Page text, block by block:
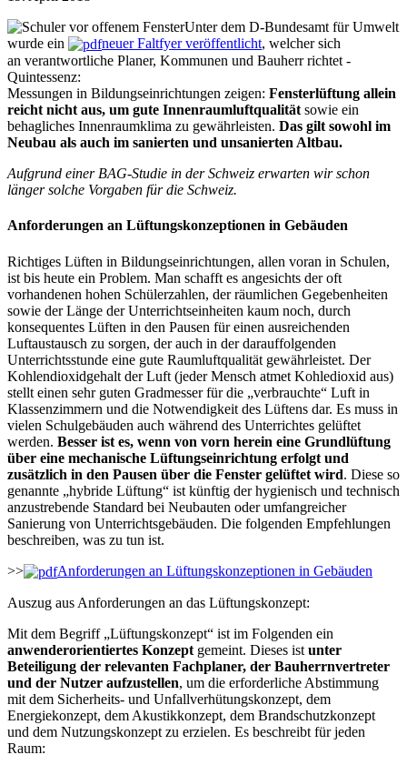
Unter dem D-Bundesamt für Umwelt
wurde ein
neuer Faltfyer veröffentlicht, welcher sich
an verantwortliche Planer, Kommunen und Bauherr richtet -
Quintessenz:
Messungen in Bildungseinrichtungen zeigen: Fensterlüftung allein
reicht nicht aus, um gute Innenraumluftqualität sowie ein
behagliches Innenraumklima zu gewährleisten. Das gilt sowohl im
Neubau als auch im sanierten und unsanierten Altbau.
Aufgrund einer BAG-Studie in der Schweiz erwarten wir schon
länger solche Vorgaben für die Schweiz.
Anforderungen an Lüftungskonzeptionen in Gebäuden
Richtiges Lüften in Bildungseinrichtungen, allen voran in Schulen,
ist bis heute ein Problem. Man schafft es angesichts der oft
vorhandenen hohen Schülerzahlen, der räumlichen Gegebenheiten
sowie der Länge der Unterrichtseinheiten kaum noch, durch
konsequentes Lüften in den Pausen für einen ausreichenden
Luftaustausch zu sorgen, der auch in der darauffolgenden
Unterrichtsstunde eine gute Raumluftqualität gewährleistet. Der
Kohlendioxidgehalt der Luft (jeder Mensch atmet Kohledioxid aus)
stellt einen sehr guten Gradmesser für die „verbrauchte“ Luft in
Klassenzimmern und die Notwendigkeit des Lüftens dar. Es muss in
vielen Schulgebäuden auch während des Unterrichtes gelüftet
werden. Besser ist es, wenn von vorn herein eine Grundlüftung
über eine mechanische Lüftungseinrichtung erfolgt und
zusätzlich in den Pausen über die Fenster gelüftet wird. Diese so
genannte „hybride Lüftung“ ist künftig der hygienisch und technisch
anzustrebende Standard bei Neubauten oder umfangreicher
Sanierung von Unterrichtsgebäuden. Die folgenden Empfehlungen
beschreiben, was zu tun ist.
>>
Anforderungen an Lüftungskonzeptionen in Gebäuden
Auszug aus Anforderungen an das Lüftungskonzept:
Mit dem Begriff „Lüftungskonzept“ ist im Folgenden ein
anwenderorientiertes Konzept gemeint. Dieses ist unter
Beteiligung der relevanten Fachplaner, der Bauherrnvertreter
und der Nutzer aufzustellen, um die erforderliche Abstimmung
mit dem Sicherheits- und Unfallverhütungskonzept, dem
Energiekonzept, dem Akustikkonzept, dem Brandschutzkonzept
und dem Nutzungskonzept zu erzielen. Es beschreibt für jeden
Raum: